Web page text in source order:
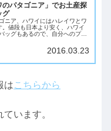
パタゴニア」でお土産探
グ
ニア、ハワイにはハレイワとワ
値段も日本より安く、ハワイ
ッグもあるので、自分へのプレ
れぞれのハワイパタゴニア限
2016.03.23
はこちらから
います。